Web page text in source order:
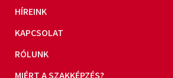
HÍREINK
KAPCSOLAT
RÓLUNK
MIÉRT A SZAKKÉPZÉS?